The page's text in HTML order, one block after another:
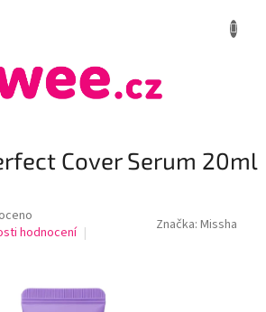
Cover Serum 20ml
hodnocení
Značka: Missha